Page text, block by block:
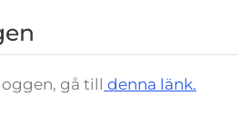
gå till denna länk.